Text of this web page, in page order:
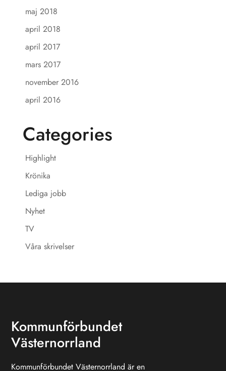
maj 2018
april 2018
april 2017
mars 2017
november 2016
april 2016
Categories
Highlight
Krönika
Lediga jobb
Nyhet
TV
Våra skrivelser
Kommunförbundet
Västernorrland
Kommunförbundet Västernorrland är en